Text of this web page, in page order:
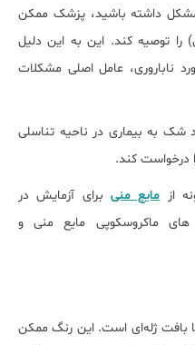
داشته باشید، پزشک ممکن
را توصیه کند. این به این دلیل
که در حدود ۱ مورد از هر ۳ مورد ناباروری، عامل اصلی مشکلات
به بیماری در ناحیه تناسلی
درخواست کند.
از مایع منی برای آزمایش در
ماکروسکوپی مایع منی و
بافت ژله‌ای است. این رنگ ممکن